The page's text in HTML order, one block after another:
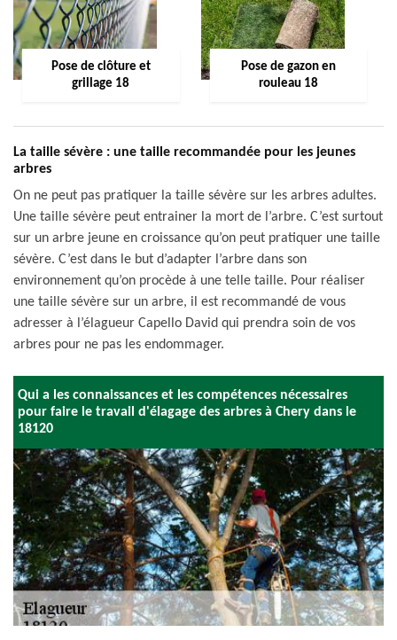
Pose de clôture et
grillage 18
Pose de gazon en
rouleau 18
La taille sévère : une taille recommandée pour les jeunes
arbres
On ne peut pas pratiquer la taille sévère sur les arbres adultes.
Une taille sévère peut entrainer la mort de l’arbre. C’est surtout
sur un arbre jeune en croissance qu’on peut pratiquer une taille
sévère. C’est dans le but d’adapter l’arbre dans son
environnement qu’on procède à une telle taille. Pour réaliser
une taille sévère sur un arbre, il est recommandé de vous
adresser à l’élagueur Capello David qui prendra soin de vos
arbres pour ne pas les endommager.
Qui a les connaissances et les compétences nécessaires
pour faire le travail d'élagage des arbres à Chery dans le
18120